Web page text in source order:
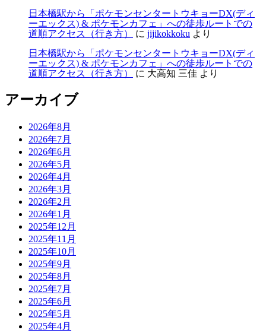
日本橋駅から「ポケモンセンタートウキョーDX(ディ
ーエックス) & ポケモンカフェ」への徒歩ルートでの
道順アクセス（行き方）
に jijikokkoku より
日本橋駅から「ポケモンセンタートウキョーDX(ディ
ーエックス) & ポケモンカフェ」への徒歩ルートでの
道順アクセス（行き方）
に 大高知 三佳 より
アーカイブ
2026年8月
2026年7月
2026年6月
2026年5月
2026年4月
2026年3月
2026年2月
2026年1月
2025年12月
2025年11月
2025年10月
2025年9月
2025年8月
2025年7月
2025年6月
2025年5月
2025年4月